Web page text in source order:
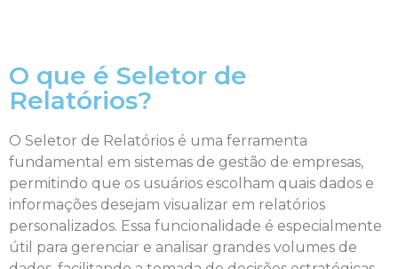
O que é Seletor de
Relatórios?
O Seletor de Relatórios é uma ferramenta
fundamental em sistemas de gestão de empresas,
permitindo que os usuários escolham quais dados e
informações desejam visualizar em relatórios
personalizados. Essa funcionalidade é especialmente
útil para gerenciar e analisar grandes volumes de